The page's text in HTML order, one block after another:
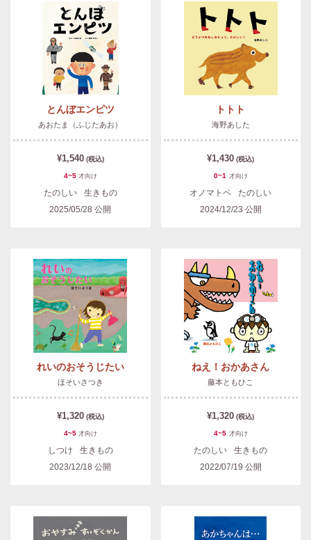
とんぼエンピツ
あおたま（ふじたあお）
¥1,540 (税込)
4~5 才向け
たのしい
生きもの
2025/05/28 公開
トトト
海野あした
¥1,430 (税込)
0~1 才向け
オノマトペ
たのしい
2024/12/23 公開
れいのおそうじたい
ほそいさつき
¥1,320 (税込)
4~5 才向け
しつけ
生きもの
2023/12/18 公開
ねえ！おかあさん
藤本ともひこ
¥1,320 (税込)
4~5 才向け
たのしい
生きもの
2022/07/19 公開